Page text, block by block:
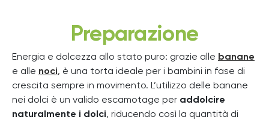
Preparazione
Energia e dolcezza allo stato puro: grazie alle banane
e alle noci, è una torta ideale per i bambini in fase di
crescita sempre in movimento. L’utilizzo delle banane
nei dolci è un valido escamotage per addolcire
naturalmente i dolci, riducendo così la quantità di